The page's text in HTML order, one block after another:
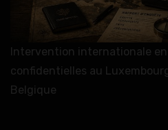
Intervention internationale
confidentielles au
Belgique